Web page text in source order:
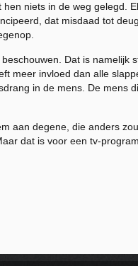
niets in de weg gelegd.
dat misdaad tot
Dat is namelijk
meer invloed dan alle
in de mens. De mens
aan degene, die anders
dat is voor een tv-